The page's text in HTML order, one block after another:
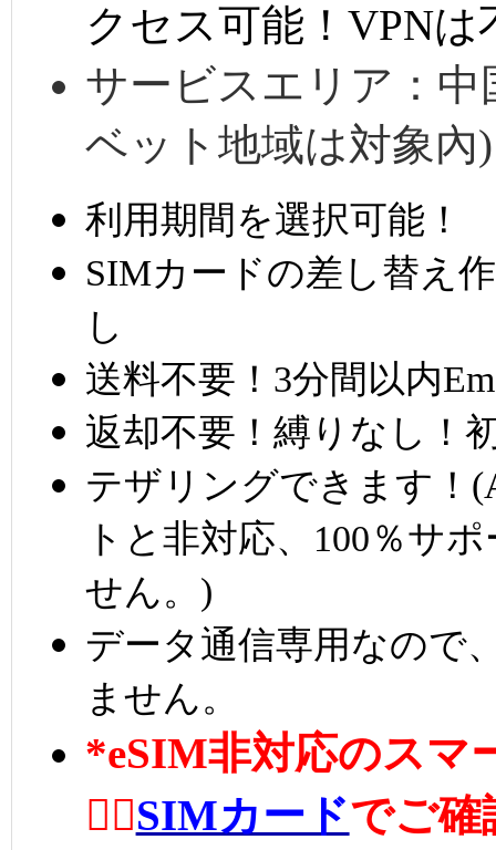
クセス可能！ VPNは
サービスエリア：
ベット地域は対象內)
利用期間を選択可能！
SIMカードの差し替え
し
送料不要！3分間以内
返却不要！縛りなし！
テザリングできます！
トと非対応、100％サ
せん。)
データ通信専用なので
ません。
*eSIM非対応のスマ
👉🏼SIMカードでご確